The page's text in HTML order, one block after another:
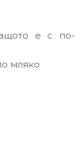
е с по-
мляко